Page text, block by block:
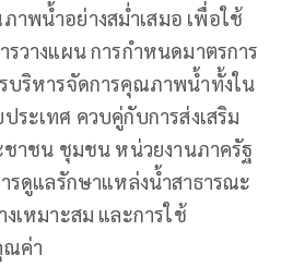
พน้ำอย่างสม่ำเสมอ เพื่อใช้
วางแผน การกำหนดมาตรการ
บริหารจัดการคุณภาพน้ำทั้งใน
ะเทศ ควบคู่กับการส่งเสริม
ชาชน ชุมชน หน่วยงานภาครัฐ
รดูแลรักษาแหล่งน้ำสาธารณะ
เหมาะสม และการใช้
ณค่า